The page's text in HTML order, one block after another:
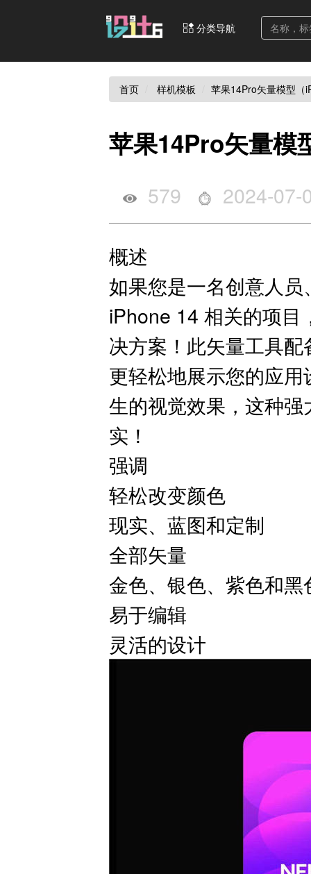
分类导航
首页 样机模板 苹果14Pro矢量模型（
苹果14Pro矢量
579 2024-
概述
如果您是一名创意人
iPhone 14 相关的项目
决方案！此矢量工具
更轻松地展示您的应
生的视觉效果，这种
实！
强调
轻松改变颜色
现实、蓝图和定制
全部矢量
金色、银色、紫色和黑
易于编辑
灵活的设计